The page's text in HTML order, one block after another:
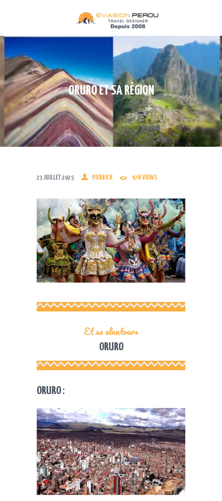
ORURO ET SA RÉGION
DESTINATIONS
TREKS
TRAINS
CROISIÈRES
QUI SOMMES NOUS
INFOS PRATIQUES
23 JUILLET 2025 PIERRICK 978 VIEWS
Et sa alentours
ORURO
ORURO :